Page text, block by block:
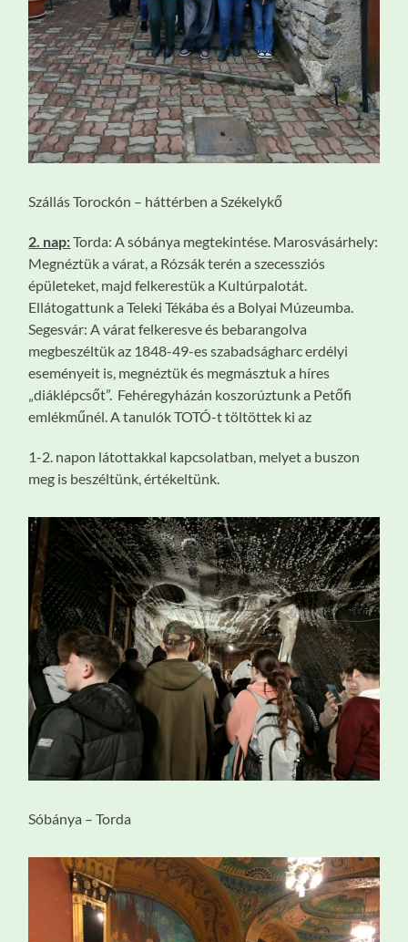
Szállás Torockón – háttérben a Székelykő
2. nap:Torda: A sóbánya megtekintése. Marosvásárhely:
Megnéztük a várat, a Rózsák terén a szecessziós
épületeket, majd felkerestük a Kultúrpalotát.
Ellátogattunk a Teleki Tékába és a Bolyai Múzeumba.
Segesvár: A várat felkeresve és bebarangolva
megbeszéltük az 1848-49-es szabadságharc erdélyi
eseményeit is, megnéztük és megmásztuk a híres
„diáklépcsőt”. Fehéregyházán koszorúztunk a Petőfi
emlékműnél. A tanulók TOTÓ-t töltöttek ki az
1-2. napon látottakkal kapcsolatban, melyet a buszon
meg is beszéltünk, értékeltünk.
Sóbánya – Torda